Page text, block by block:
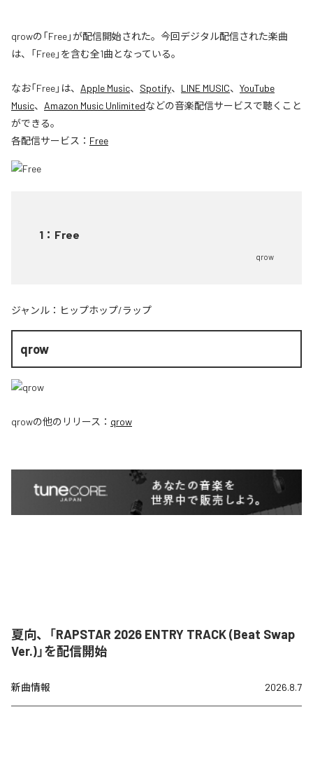
qrowの「Free」が配信開始された。今回デジタル配信された楽曲
は、「Free」を含む全1曲となっている。
なお「Free」は、 Apple Music、 Spotify、 LINE MUSIC、 YouTube
Music、 Amazon Music Unlimitedなどの音楽配信サービスで聴くこと
ができる。
各配信サービス： Free
1 ： Free
qrow
ジャンル： ヒップホップ/ラップ
qrow
qrowの他のリリース： qrow
夏向、「RAPSTAR 2026 ENTRY TRACK (Beat Swap
Ver.)」を配信開始
新曲情報 2026.8.7